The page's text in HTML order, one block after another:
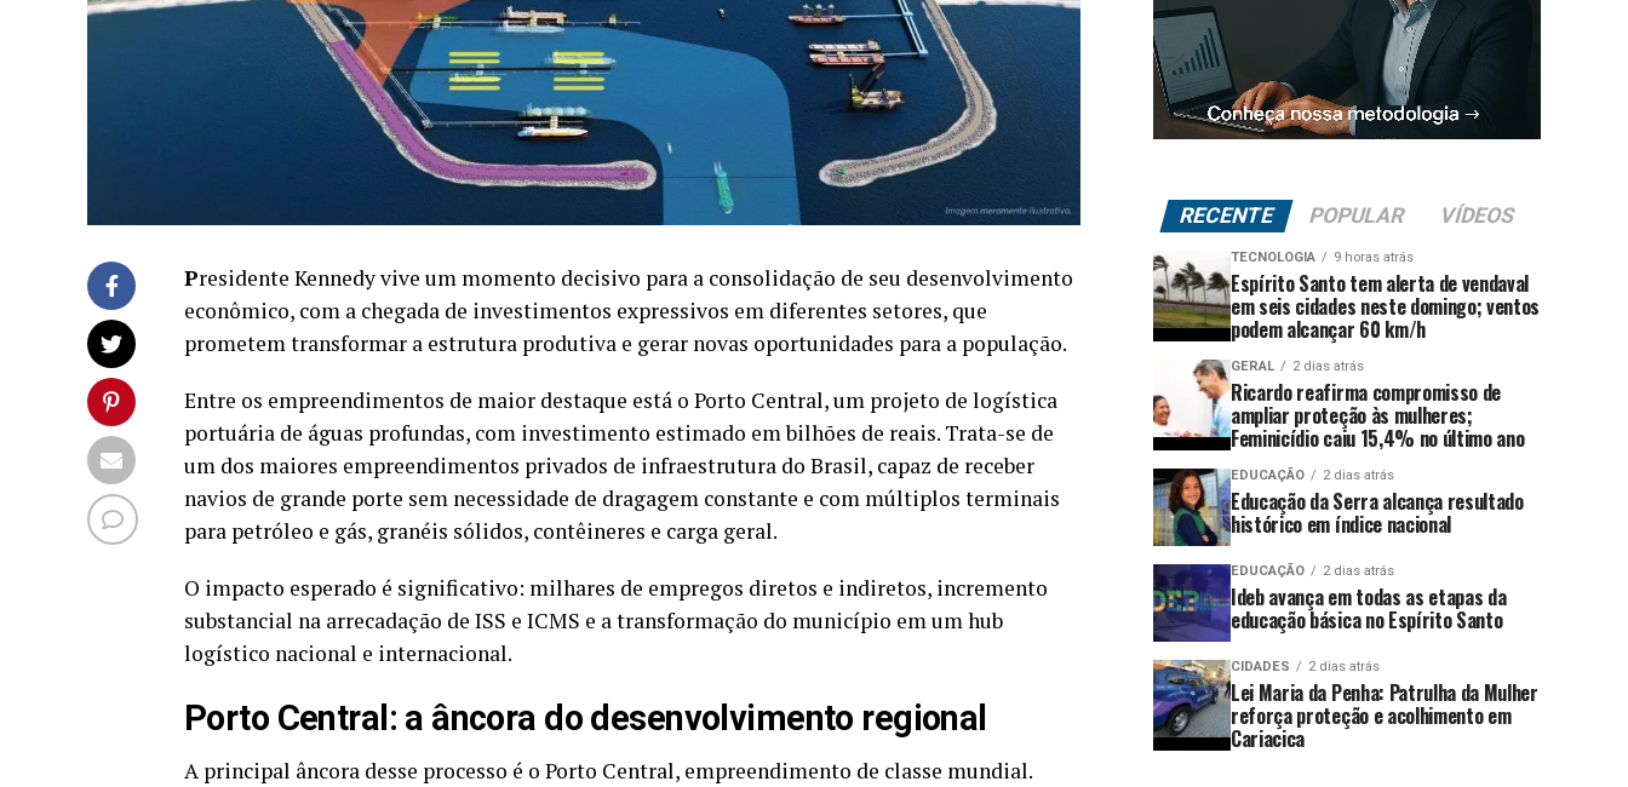
Presidente Kennedy vive um momento decisivo para a consolidação de seu desenvolvimento
econômico, com a chegada de investimentos expressivos em diferentes setores, que
prometem transformar a estrutura produtiva e gerar novas oportunidades para a população.
Entre os empreendimentos de maior destaque está o Porto Central, um projeto de logística
portuária de águas profundas, com investimento estimado em bilhões de reais. Trata-se de
um dos maiores empreendimentos privados de infraestrutura do Brasil, capaz de receber
navios de grande porte sem necessidade de dragagem constante e com múltiplos terminais
para petróleo e gás, granéis sólidos, contêineres e carga geral.
O impacto esperado é significativo: milhares de empregos diretos e indiretos, incremento
substancial na arrecadação de ISS e ICMS e a transformação do município em um hub
logístico nacional e internacional.
Porto Central: a âncora do desenvolvimento regional
A principal âncora desse processo é o Porto Central, empreendimento de classe mundial.
RECENTE POPULAR VÍDEOS
TECNOLOGIA 9 horas atrás
Espírito Santo tem alerta de vendaval
em seis cidades neste domingo; ventos
podem alcançar 60 km/h
GERAL 2 dias atrás
Ricardo reafirma compromisso de
ampliar proteção às mulheres;
Feminicídio caiu 15,4% no último ano
EDUCAÇÃO 2 dias atrás
Educação da Serra alcança resultado
histórico em índice nacional
EDUCAÇÃO 2 dias atrás
Ideb avança em todas as etapas da
educação básica no Espírito Santo
CIDADES 2 dias atrás
Lei Maria da Penha: Patrulha da Mulher
reforça proteção e acolhimento em
Cariacica